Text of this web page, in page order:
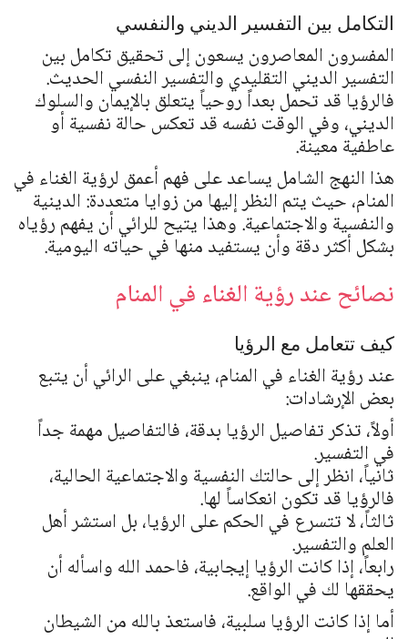
التكامل بين التفسير الديني والنفسي
المفسرون المعاصرون يسعون إلى تحقيق تكامل بين
التفسير الديني التقليدي والتفسير النفسي الحديث.
فالرؤيا قد تحمل بعداً روحياً يتعلق بالإيمان والسلوك
الديني، وفي الوقت نفسه قد تعكس حالة نفسية أو
عاطفية معينة.
هذا النهج الشامل يساعد على فهم أعمق لرؤية الغناء في
المنام، حيث يتم النظر إليها من زوايا متعددة: الدينية
والنفسية والاجتماعية. وهذا يتيح للرائي أن يفهم رؤياه
بشكل أكثر دقة وأن يستفيد منها في حياته اليومية.
نصائح عند رؤية الغناء في المنام
كيف تتعامل مع الرؤيا
عند رؤية الغناء في المنام، ينبغي على الرائي أن يتبع
بعض الإرشادات:
أولاً، تذكر تفاصيل الرؤيا بدقة، فالتفاصيل مهمة جداً
في التفسير.
ثانياً، انظر إلى حالتك النفسية والاجتماعية الحالية،
فالرؤيا قد تكون انعكاساً لها.
ثالثاً، لا تتسرع في الحكم على الرؤيا، بل استشر أهل
العلم والتفسير.
رابعاً، إذا كانت الرؤيا إيجابية، فاحمد الله واسأله أن
يحققها لك في الواقع.
أما إذا كانت الرؤيا سلبية، فاستعذ بالله من الشيطان